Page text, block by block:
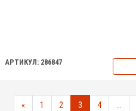
АРТИКУЛ: 286847
« 1 2 3 4 ...